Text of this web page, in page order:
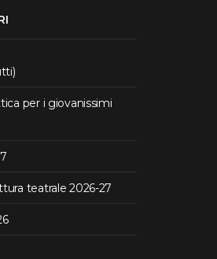
per i giovanissimi
teatrale 2026-27